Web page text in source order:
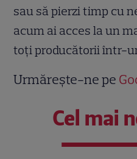
sau să pierzi timp cu
acum ai acces la un
toți producătorii într-
Urmărește-ne pe
Cel mai